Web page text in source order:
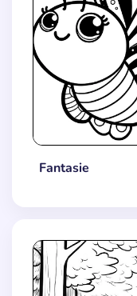
Fantasie